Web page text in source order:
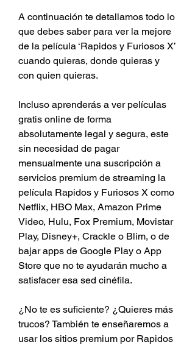
A continuación te detallamos todo lo
que debes saber para ver la mejore
de la película ‘Rapidos y Furiosos X’
cuando quieras, donde quieras y
con quien quieras.
Incluso aprenderás a ver películas
gratis online de forma
absolutamente legal y segura, este
sin necesidad de pagar
mensualmente una suscripción a
servicios premium de streaming la
película Rapidos y Furiosos X como
Netflix, HBO Max, Amazon Prime
Video, Hulu, Fox Premium, Movistar
Play, Disney+, Crackle o Blim, o de
bajar apps de Google Play o App
Store que no te ayudarán mucho a
satisfacer esa sed cinéfila.
¿No te es suficiente? ¿Quieres más
trucos? También te enseñaremos a
usar los sitios premium por Rapidos